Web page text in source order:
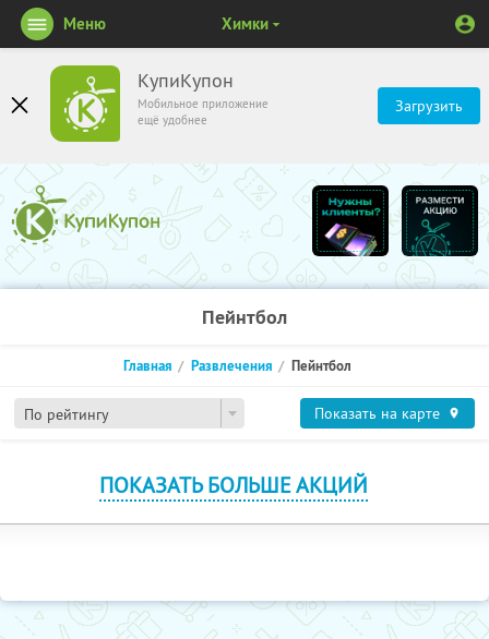
КупиКупон
Мобильное приложение
ещё удобнее
Загрузить
Меню Химки
Пейнтбол
По рейтингу
Главная Развлечения Пейнтбол
Показать на карте
ПОКАЗАТЬ БОЛЬШЕ АКЦИЙ